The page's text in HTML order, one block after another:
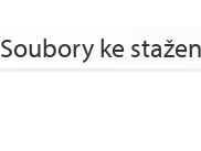
Soubory ke